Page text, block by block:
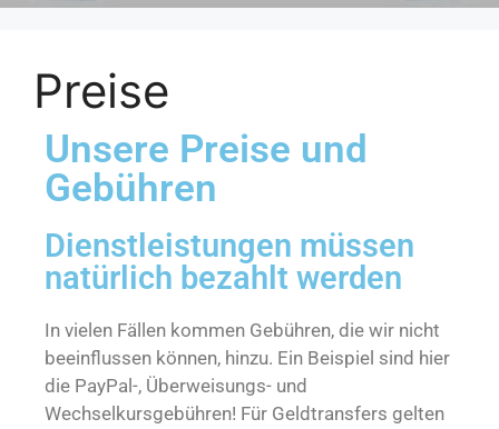
Preise
Unsere Preise und
Gebühren
Dienstleistungen müssen
natürlich bezahlt werden
In vielen Fällen kommen Gebühren, die wir nicht
beeinflussen können, hinzu. Ein Beispiel sind hier
die PayPal-, Überweisungs- und
Wechselkursgebühren! Für Geldtransfers gelten